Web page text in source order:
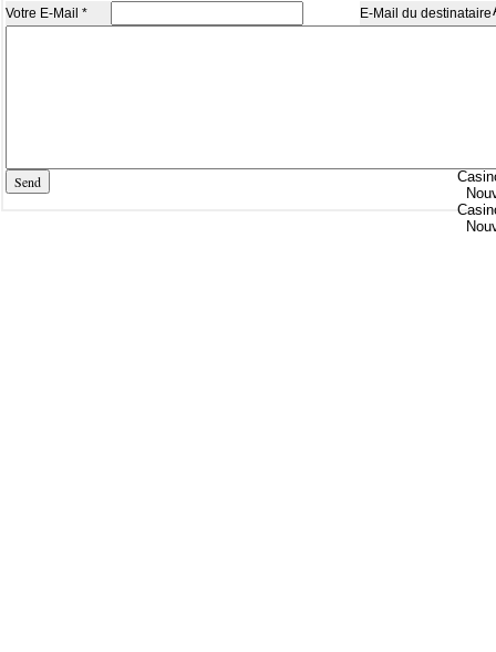
Votre E-Mail *
E-Mail du destinataire